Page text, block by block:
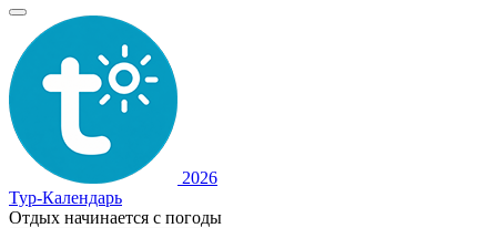
2026
Тур-Календарь
Отдых начинается с погоды